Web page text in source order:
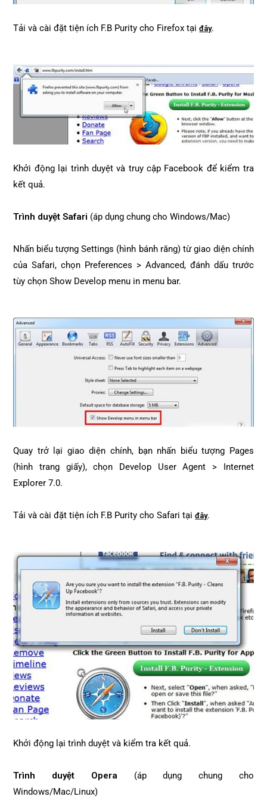
Tải và cài đặt tiện ích F.B Purity cho Firefox tạiđây.
Khởi động lại trình duyệt và truy cập Facebook để kiểm tra
kết quả.
Trình duyệt Safari (áp dụng chung cho Windows/Mac)
Nhấn biểu tượng Settings (hình bánh răng) từ giao diện chính
của Safari, chọn Preferences > Advanced, đánh dấu trước
tùy chọn Show Develop menu in menu bar.
Quay trở lại giao diện chính, bạn nhấn biểu tượng Pages
(hình trang giấy), chọn Develop User Agent > Internet
Explorer 7.0.
Tải và cài đặt tiện ích F.B Purity cho Safari tạiđây.
Khởi động lại trình duyệt và kiểm tra kết quả.
Trình duyệt Opera (áp dụng chung cho
Windows/Mac/Linux)